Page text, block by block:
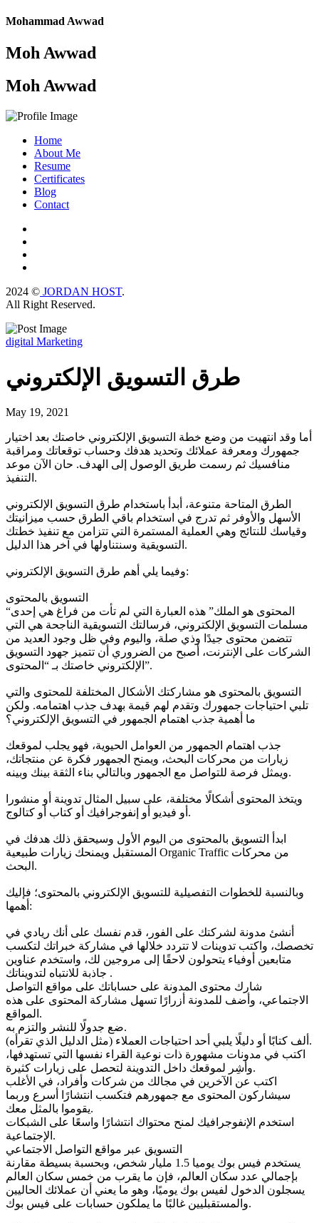
Mohammad Awwad
Moh Awwad
Moh Awwad
Home
About Me
Resume
Certificates
Blog
Contact
2024 © JORDAN HOST.
All Right Reserved.
digital Marketing
طرق التسويق الإلكتروني
May 19, 2021
أما وقد انتهيت من وضع خطة التسويق الإلكتروني خاصتك بعد اختيار
جمهورك ومعرفة عملائك وتحديد هدفك وحساب توقعاتك ومراقبة
منافسيك ثم رسمت طريق الوصول إلى الهدف. حان الآن موعد
التنفيذ.
الطرق المتاحة متنوعة، أبدأ باستخدام طرق التسويق الإلكتروني
الأسهل والأوفر ثم تدرج في استخدام باقي الطرق حسب ميزانيتك
وقياسك للنتائج وهي العملية المستمرة التي تتزامن مع تنفيذ خطتك
التسويقية وسنتناولها في آخر هذا الدليل.
وفيما يلي أهم طرق التسويق الإلكتروني:
التسويق بالمحتوى
“المحتوى هو الملك” هذه العبارة التي لم تأت من فراغ هي إحدى
مسلمات التسويق الإلكتروني، فرسالتك التسويقية الناجحة هي التي
تتضمن محتوى جيدًا وذي صلة، واليوم وفي ظل وجود العديد من
الشركات على الإنترنت، أصبح من الضروري أن تتميز جهود التسويق
الإلكتروني خاصتك بـ “المحتوى”.
التسويق بالمحتوى هو مشاركتك الأشكال المختلفة للمحتوى والتي
تلبي احتياجات جمهورك وتقدم لهم قيمة بهدف جذب اهتمامه. ولكن
ما أهمية جذب اهتمام الجمهور في التسويق الإلكتروني؟
جذب اهتمام الجمهور من العوامل الحيوية، فهو يجلب لموقعك
زيارات من محركات البحث، ويمنح الجمهور فكرة عن منتجاتك،
ويمثل فرصة للتواصل مع الجمهور وبالتالي بناء الثقة بينك وبينه.
ويتخذ المحتوى أشكالًا مختلفة، على سبيل المثال تدوينة أو منشورا
أو فيديو أو إنفوجرافيك أو كتاب أو كتالوج.
ابدأ التسويق بالمحتوى من اليوم الأول وسيحقق ذلك هدفك في
المستقبل ويمنحك زيارات طبيعية Organic Traffic من محركات
البحث.
وبالنسبة للخطوات التفصيلية للتسويق الإلكتروني بالمحتوى؛ فإليك
أهمها:
أنشئ مدونة لشركتك على الفور، قدم نفسك على أنك ريادي في
تخصصك، واكتب تدوينات لا تتردد خلالها في مشاركة خبراتك لتكسب
متابعين أوفياء يتحولون لاحقًا إلى مروجين لك، واستخدم عناوين
جاذبة للانتباه لتدويناتك .
شارك محتوى المدونة على حساباتك على مواقع التواصل
الاجتماعي، وأضف للمدونة أزرارًا تسهل مشاركة المحتوى على هذه
المواقع.
ضع جدولًا للنشر والتزم به.
ألف كتابًا أو دليلًا يلبي أحد احتياجات العملاء (مثل الدليل الذي تقرأه).
اكتب في مدونات مشهورة ذات نوعية القراء نفسها التي تستهدفها،
وأشِر لموقعك داخل التدوينة لتحصل على زيارات كثيرة.
اكتب عن الآخرين في مجالك من شركات وأفراد، في الأغلب
سيشاركون المحتوى مع جمهورهم فتكسب انتشارًا أسرع وربما
يقوموا بالمثل معك.
استخدم الإنفوجرافيك لمنح محتواك انتشارًا واسعًا على الشبكات
الإجتماعية.
التسويق عبر مواقع التواصل الاجتماعي
يستخدم فيس بوك يوميا 1.5 مليار شخص، وبحسبة بسيطة مقارنة
بإجمالي عدد سكان العالم، فإن ما يقرب من خمس سكان العالم
يسجلون الدخول لفيس بوك يوميًا، وهو ما يعني أن عملائك الحاليين
والمستقبليين غالبًا ما يملكون حسابات على فيس بوك.